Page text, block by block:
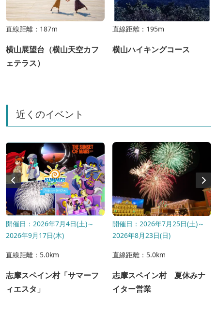
直線距離：187m
横山展望台（横山天空カフ
ェテラス）
直線距離：195m
横山ハイキングコース
近くのイベント
開催日：2026年7月4日(土)～
2026年9月17日(木)
直線距離：5.0km
志摩スペイン村「サマーフ
ィエスタ」
開催日：2026年7月25日(土)～
2026年8月23日(日)
直線距離：5.0km
志摩スペイン村 夏休みナ
イター営業